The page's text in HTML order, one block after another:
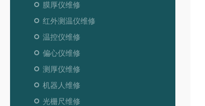
膜厚仪维修
红外测温仪维修
温控仪维修
偏心仪维修
测厚仪维修
机器人维修
光栅尺维修